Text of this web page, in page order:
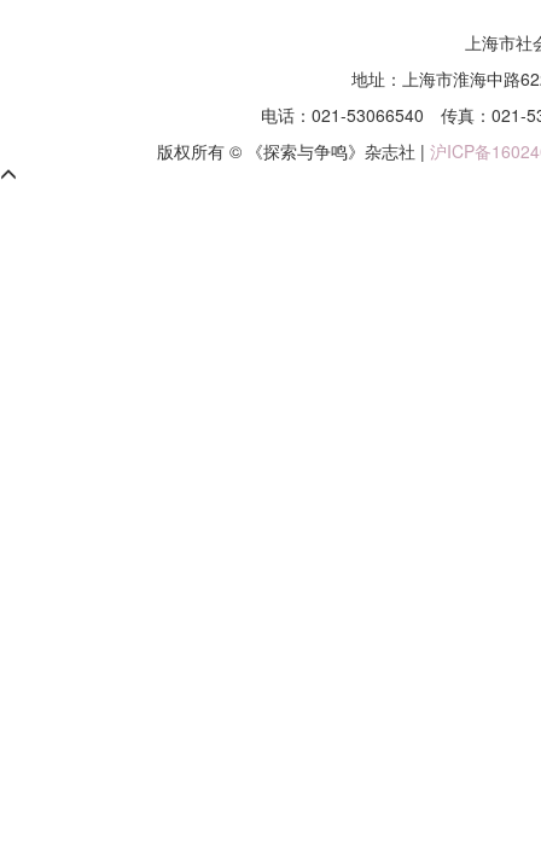
上海市社
地址：上海市淮海中路
电话：021-53066540 传真：
版权所有 © 《探索与争鸣》杂志社 | 沪ICP备